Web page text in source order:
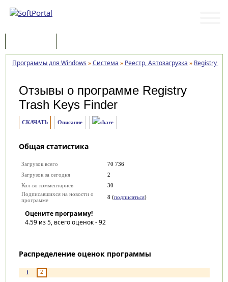
Программы для Windows »Система » Реестр, Автозагрузка » Registry
Отзывы о программе Registry
Trash Keys Finder
СКАЧАТЬ Описание
Общая статистика
Загрузок всего
70 736
Загрузок за сегодня
2
Кол-во комментариев
30
Подписавшихся на новости о
программе
8 (подписаться)
Оцените программу!
4.59из 5, всего оценок -92
Распределение оценок программы
1 2